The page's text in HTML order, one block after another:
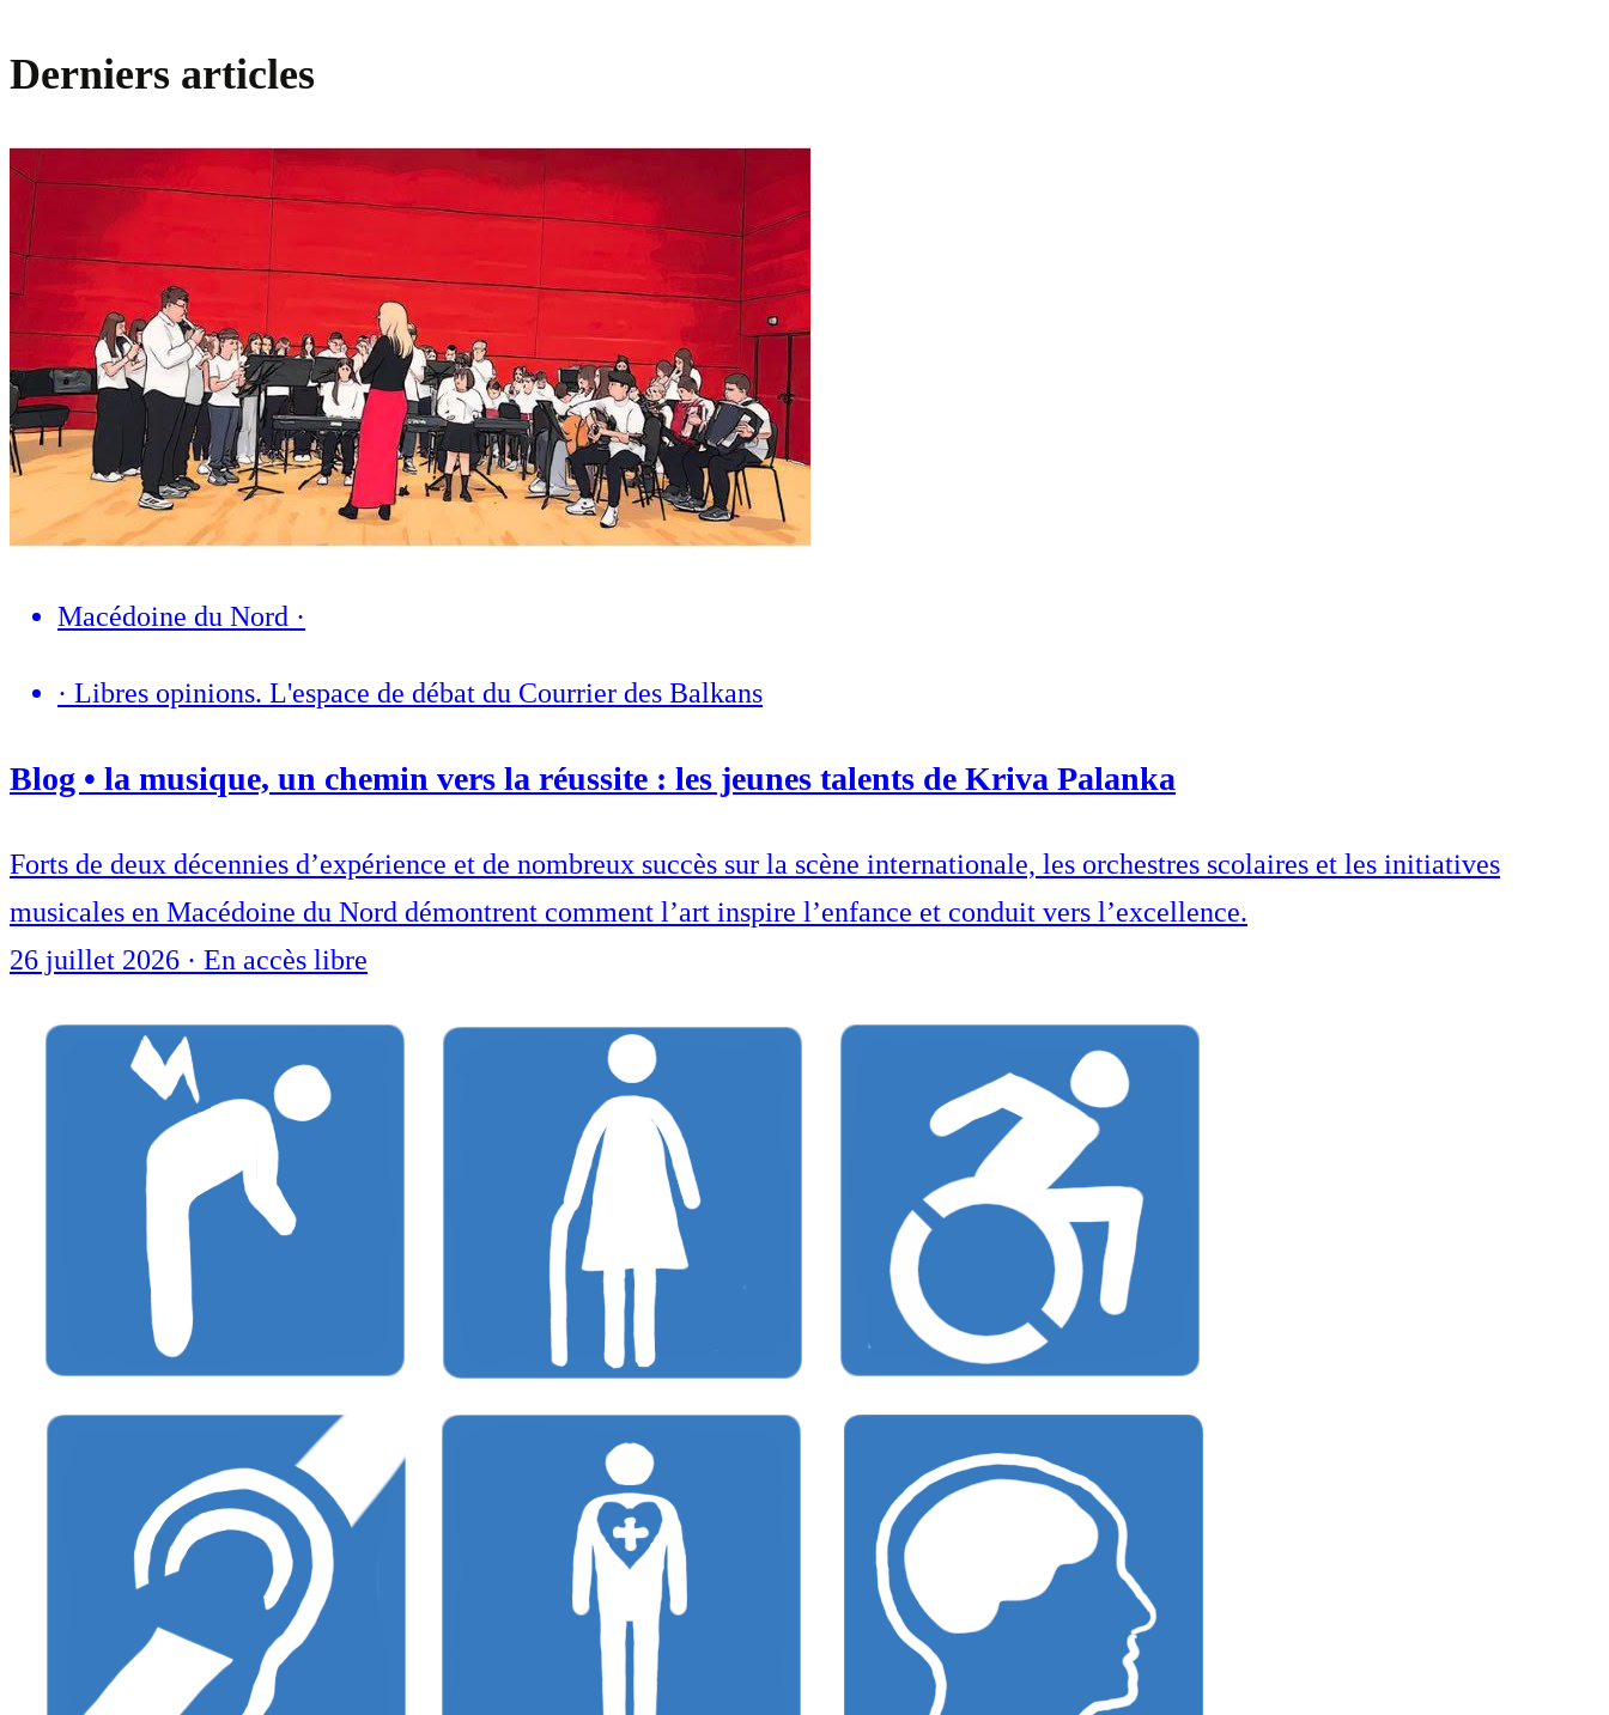
Derniers articles
Macédoine du Nord ·
· Libres opinions. L'espace de débat du Courrier des Balkans
Blog • la musique, un chemin vers la réussite : les jeunes talents de Kriva Palanka
Forts de deux décennies d’expérience et de nombreux succès sur la scène internationale, les orchestres scolaires et les initiatives
musicales en Macédoine du Nord démontrent comment l’art inspire l’enfance et conduit vers l’excellence.
26 juillet 2026 · En accès libre